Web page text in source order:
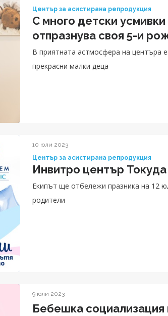
Център за асистирана репродукция
С много детски
отпразнува своя 5-и
В приятната астмосфера на центъра
прекрасни малки деца
10 юли 2023
Център за асистирана репродукция
Инвитро център
Екипът ще отбележи празника на 12
родители
9 юли 2023
Бебешка